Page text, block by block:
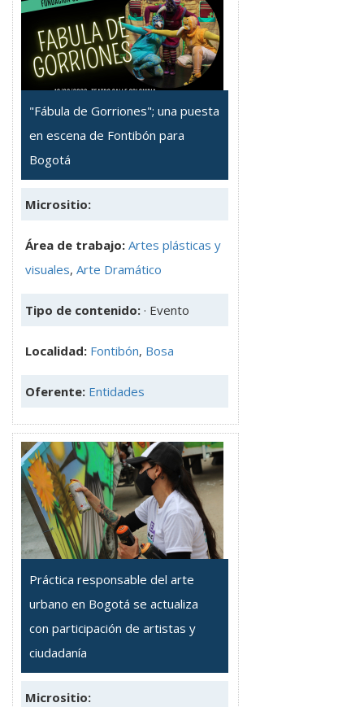
"Fábula de Gorriones"; una puesta
en escena de Fontibón para
Bogotá
Micrositio:
Área de trabajo: Artes plásticas y
visuales, Arte Dramático
Tipo de contenido: · Evento
Localidad: Fontibón, Bosa
Oferente: Entidades
Práctica responsable del arte
urbano en Bogotá se actualiza
con participación de artistas y
ciudadanía
Micrositio: